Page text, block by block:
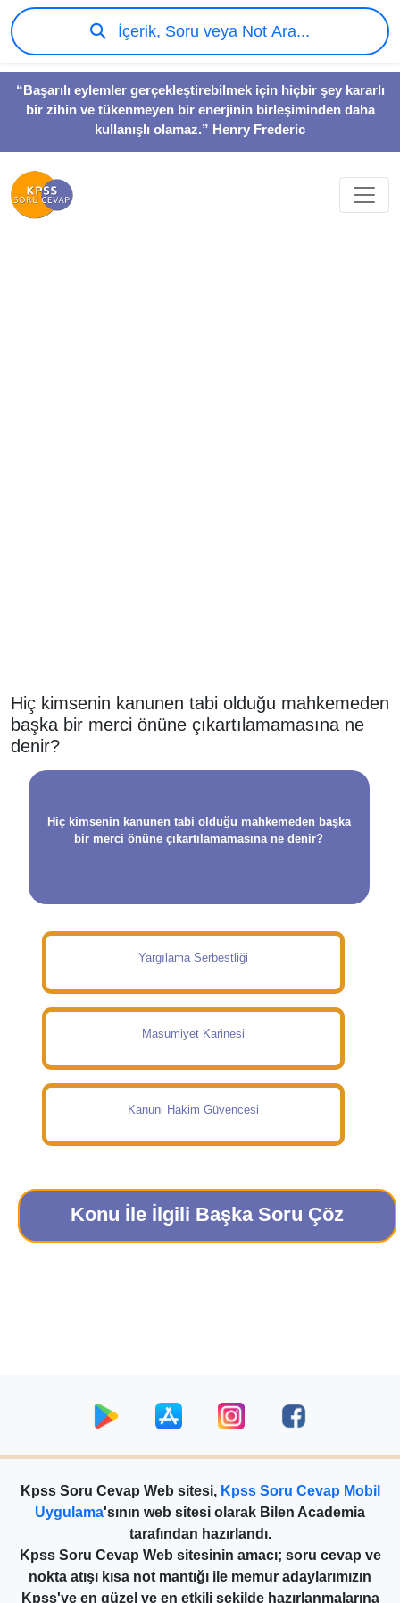
“Başarılı eylemler gerçekleştirebilmek için hiçbir şey kararlı
bir zihin ve tükenmeyen bir enerjinin birleşiminden daha
kullanışlı olamaz.” Henry Frederic
İçerik, Soru veya Not Ara...
Hiç kimsenin kanunen tabi olduğu mahkemeden
başka bir merci önüne çıkartılamamasına ne
denir?
Hiç kimsenin kanunen tabi olduğu mahkemeden başka
bir merci önüne çıkartılamamasına ne denir?
Yargılama Serbestliği
Masumiyet Karinesi
Kanuni Hakim Güvencesi
Konu İle İlgili Başka Soru Çöz
Kpss Soru Cevap Web sitesi, Kpss Soru Cevap Mobil
Uygulama'sının web sitesi olarak Bilen Academia
tarafından hazırlandı.
Kpss Soru Cevap Web sitesinin amacı; soru cevap ve
nokta atışı kısa not mantığı ile memur adaylarımızın
Kpss'ye en güzel ve en etkili şekilde hazırlanmalarına